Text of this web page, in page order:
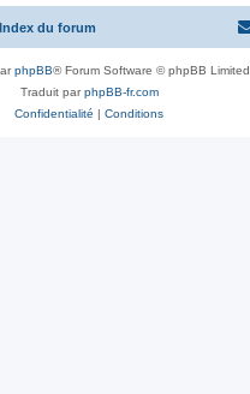
Index du forum
phpBB® Forum Software © phpBB Limited
Traduit parphpBB-fr.com
Confidentialité | Conditions